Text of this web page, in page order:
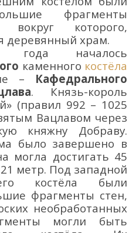
фрагменты
вокруг которого,
деревянный храм.
года началось
каменного костёла
– Кафедрального
. Князь-король
(правил 992 – 1025
Вацлавом через
княжну Добраву.
было завершено в
могла достигать 45
метр. Под западной
костёла были
фрагменты стен,
необработанных
могли быть